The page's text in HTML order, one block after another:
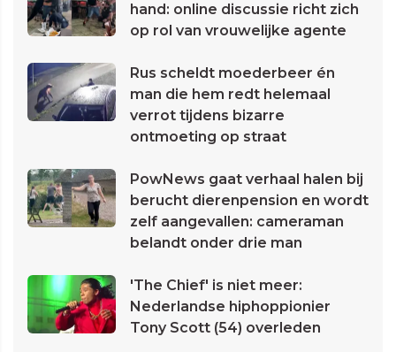
hand: online discussie richt zich
op rol van vrouwelijke agente
Rus scheldt moederbeer én
man die hem redt helemaal
verrot tijdens bizarre
ontmoeting op straat
PowNews gaat verhaal halen bij
berucht dierenpension en wordt
zelf aangevallen: cameraman
belandt onder drie man
'The Chief' is niet meer:
Nederlandse hiphoppionier
Tony Scott (54) overleden